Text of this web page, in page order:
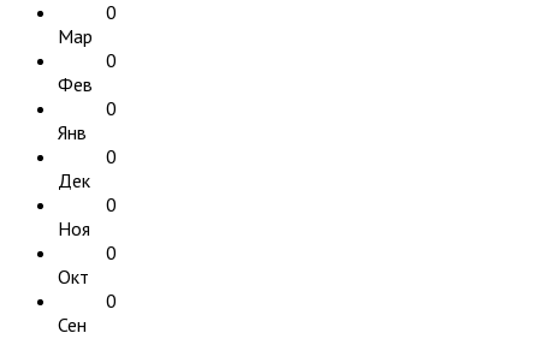
0
Мар
0
Фев
0
Янв
0
Дек
0
Ноя
0
Окт
0
Сен